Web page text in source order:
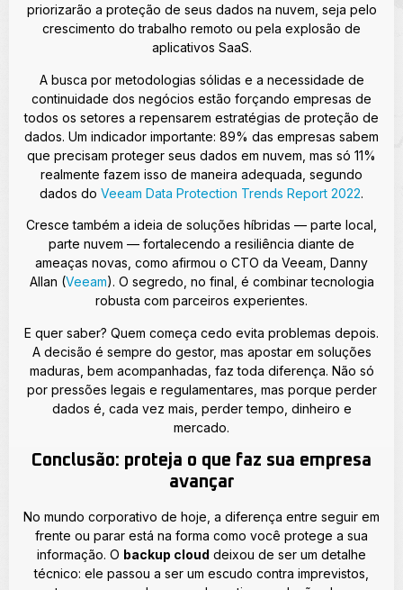
priorizarão a proteção de seus dados na nuvem, seja pelo
crescimento do trabalho remoto ou pela explosão de
aplicativos SaaS.
A busca por metodologias sólidas e a necessidade de
continuidade dos negócios estão forçando empresas de
todos os setores a repensarem estratégias de proteção de
dados. Um indicador importante: 89% das empresas sabem
que precisam proteger seus dados em nuvem, mas só 11%
realmente fazem isso de maneira adequada, segundo
dados do Veeam Data Protection Trends Report 2022.
Cresce também a ideia de soluções híbridas — parte local,
parte nuvem — fortalecendo a resiliência diante de
ameaças novas, como afirmou o CTO da Veeam, Danny
Allan (Veeam). O segredo, no final, é combinar tecnologia
robusta com parceiros experientes.
E quer saber? Quem começa cedo evita problemas depois.
A decisão é sempre do gestor, mas apostar em soluções
maduras, bem acompanhadas, faz toda diferença. Não só
por pressões legais e regulamentares, mas porque perder
dados é, cada vez mais, perder tempo, dinheiro e
mercado.
Conclusão: proteja o que faz sua empresa
avançar
No mundo corporativo de hoje, a diferença entre seguir em
frente ou parar está na forma como você protege a sua
informação. O backup cloud deixou de ser um detalhe
técnico: ele passou a ser um escudo contra imprevistos,